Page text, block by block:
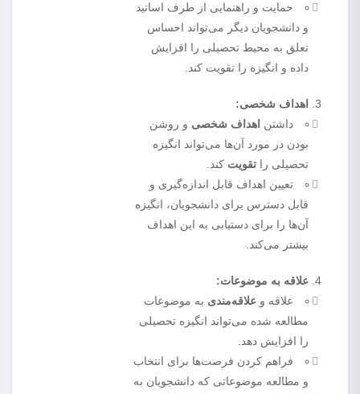
حمایت و راهنمایی از طرف اساتید
و دانشجویان دیگر می‌تواند احساس
تعلق به محیط تحصیلی را افزایش
داده و انگیزه را تقویت کند.
اهداف شخصی:
داشتن اهداف شخصی و روشن
بودن در مورد آن‌ها می‌تواند انگیزه
تحصیلی را تقویت کند.
تعیین اهداف قابل اندازه‌گیری و
قابل دسترس برای دانشجویان، انگیزه
آن‌ها را برای دستیابی به این اهداف
بیشتر می‌کند.
علاقه به موضوعات:
علاقه و علاقه‌مندی به موضوعات
مطالعه شده می‌تواند انگیزه تحصیلی
را افزایش دهد.
فراهم کردن فرصت‌ها برای انتخاب
و مطالعه موضوعاتی که دانشجویان به